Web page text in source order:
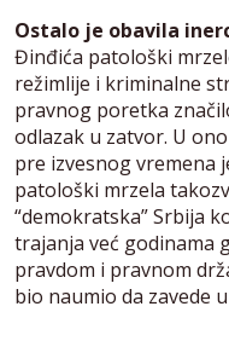
Ostalo je obavila
Đinđića patološki
režimlije i kriminalne
pravnog poretka
odlazak u zatvor. U
pre izvesnog vremena
patološki mrzela
“demokratska” Srbija
trajanja već godinama
pravdom i pravnom
bio naumio da zavede